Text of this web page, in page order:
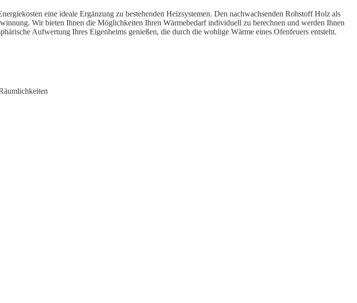
eine ideale Ergänzung zu bestehenden Heizsystemen. Den nachwachsenden Rohstoff Holz als
Wir bieten Ihnen die Möglichkeiten Ihren Wärmebedarf individuell zu berechnen und werden Ihnen
Aufwertung Ihres Eigenheims genießen, die durch die wohlige Wärme eines Ofenfeuers entsteht.